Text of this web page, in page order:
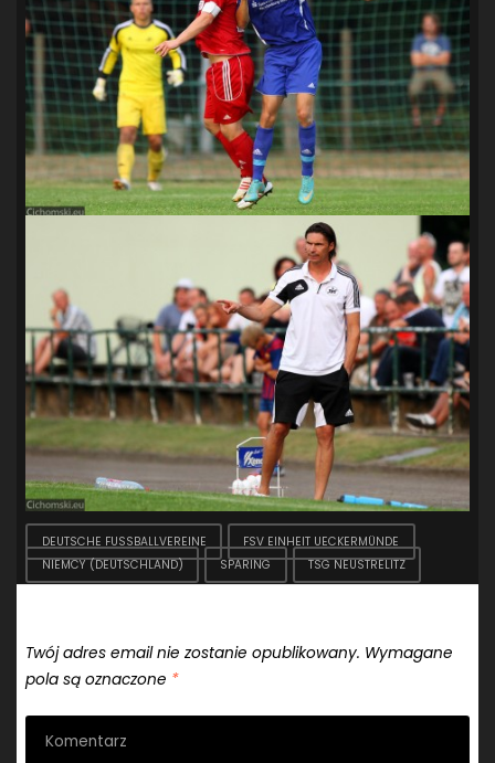
DEUTSCHE FUSSBALLVEREINE
FSV EINHEIT UECKERMÜNDE
NIEMCY (DEUTSCHLAND)
SPARING TSG NEUSTRELITZ
Twój adres email nie zostanie opublikowany. Wymagane
pola są oznaczone *